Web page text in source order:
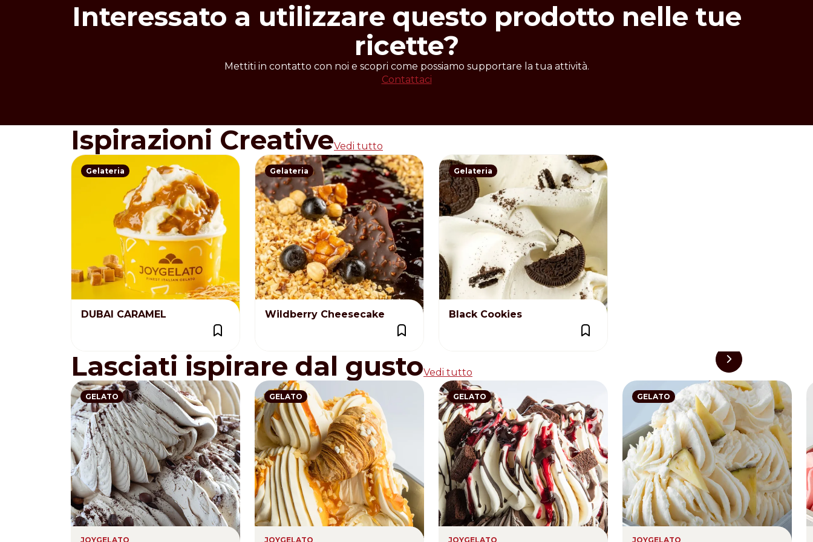
Interessato a utilizzare questo prodotto nelle tue
ricette?
Mettiti in contatto con noi e scopri come possiamo supportare la tua attività.
Contattaci
Ispirazioni CreativeVedi tutto
Gelateria
DUBAI CARAMEL
Gelateria
Wildberry Cheesecake
Gelateria
Black Cookies
Lasciati ispirare dal gustoVedi tutto
GELATO
JOYGELATO
GELATO
JOYGELATO
GELATO
JOYGELATO
GELATO
JOYGELATO